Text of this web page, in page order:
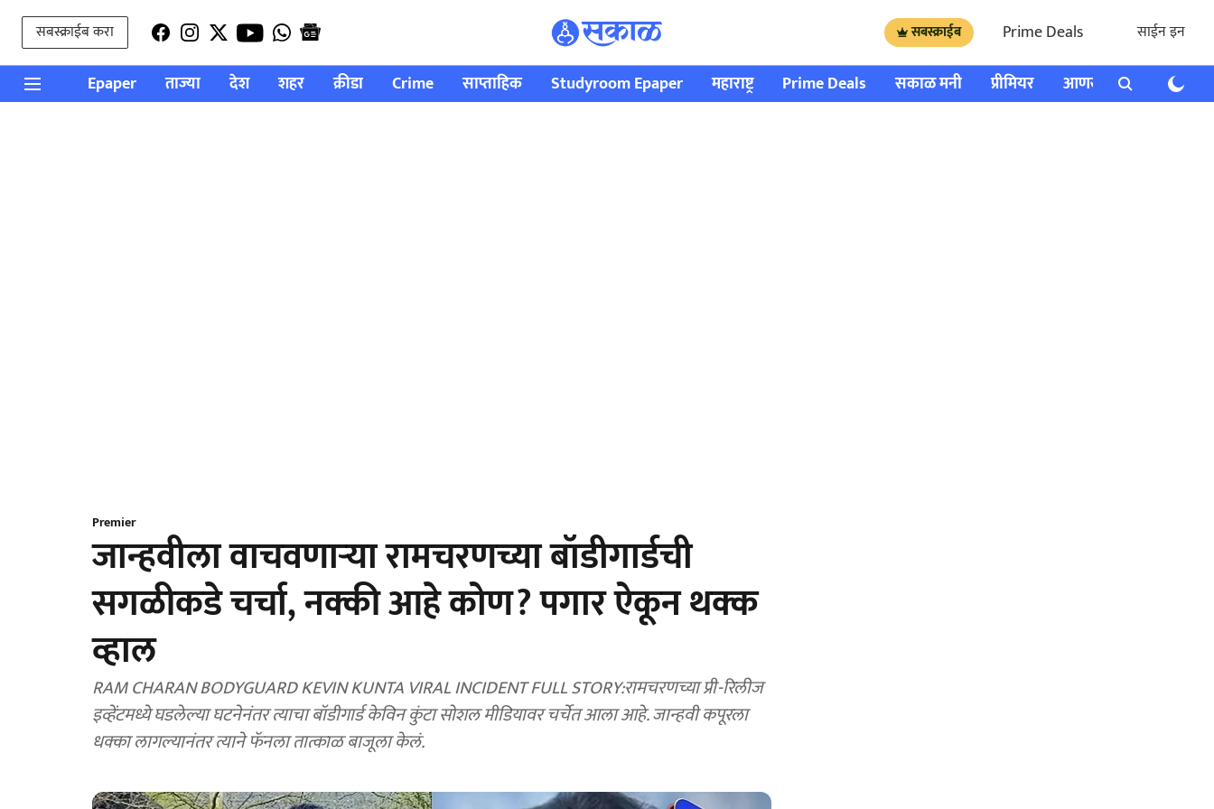
सबस्क्राईब करा सबस्क्राईब Prime Deals साईन इन
Epaper ताज्या देश शहर क्रीडा Crime साप्ताहिक Studyroom Epaper महाराष्ट्र Prime Deals सकाळ मनी प्रीमियर आणखी राशी भविष्य
Premier
जान्हवीला वाचवणाऱ्या रामचरणच्या बॉडीगार्डची
सगळीकडे चर्चा, नक्की आहे कोण? पगार ऐकून थक्क
व्हाल
RAM CHARAN BODYGUARD KEVIN KUNTA VIRAL INCIDENT FULL STORY:रामचरणच्या प्री-रिलीज
इव्हेंटमध्ये घडलेल्या घटनेनंतर त्याचा बॉडीगार्ड केविन कुंटा सोशल मीडियावर चर्चेत आला आहे. जान्हवी कपूरला
धक्का लागल्यानंतर त्याने फॅनला तात्काळ बाजूला केलं.